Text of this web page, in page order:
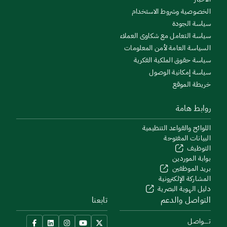
الخصوصية وشروط الاستخدام
سياسة الجودة
سياسة التعامل مع شكاوى العملاء
السياسة العامة لأمن المعلومات
سياسة حقوق الملكية الفكرية
سياسة إمكانية الوصول
خريطة الموقع
روابط هامة
اللوائح والقواعد التنظيمية
البيانات المفتوحة
التوظيف
بوابة الموردين
بريد الموظفين
المشاركة الإلكترونية
دليل الهوية البصرية
التواصل والدعم
تــــواصل
تابعنا